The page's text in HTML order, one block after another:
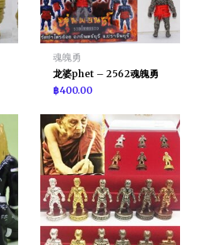
魂魄勇
龙婆phet – 2562魂魄勇
฿400.00